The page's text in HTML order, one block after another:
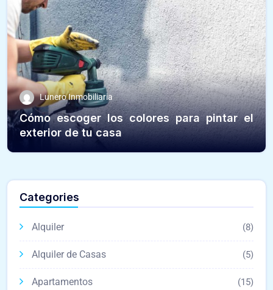
Lunero Inmobiliaria
Cómo escoger los colores para pintar el
exterior de tu casa
Categories
Alquiler (8)
Alquiler de Casas (5)
Apartamentos (15)